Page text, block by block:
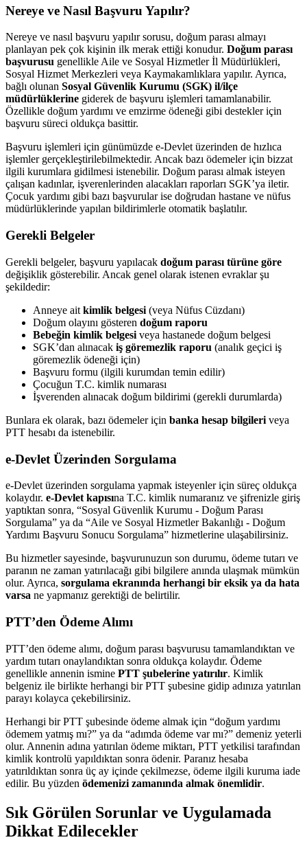
Nereye ve Nasıl Başvuru Yapılır?
Nereye ve nasıl başvuru yapılır sorusu, doğum parası almayı
planlayan pek çok kişinin ilk merak ettiği konudur. Doğum parası
başvurusu genellikle Aile ve Sosyal Hizmetler İl Müdürlükleri,
Sosyal Hizmet Merkezleri veya Kaymakamlıklara yapılır. Ayrıca,
bağlı olunan Sosyal Güvenlik Kurumu (SGK) il/ilçe
müdürlüklerine giderek de başvuru işlemleri tamamlanabilir.
Özellikle doğum yardımı ve emzirme ödeneği gibi destekler için
başvuru süreci oldukça basittir.
Başvuru işlemleri için günümüzde e-Devlet üzerinden de hızlıca
işlemler gerçekleştirilebilmektedir. Ancak bazı ödemeler için bizzat
ilgili kurumlara gidilmesi istenebilir. Doğum parası almak isteyen
çalışan kadınlar, işverenlerinden alacakları raporları SGK’ya iletir.
Çocuk yardımı gibi bazı başvurular ise doğrudan hastane ve nüfus
müdürlüklerinde yapılan bildirimlerle otomatik başlatılır.
Gerekli Belgeler
Gerekli belgeler, başvuru yapılacak doğum parası türüne göre
değişiklik gösterebilir. Ancak genel olarak istenen evraklar şu
şekildedir:
Anneye ait kimlik belgesi (veya Nüfus Cüzdanı)
Doğum olayını gösteren doğum raporu
Bebeğin kimlik belgesi veya hastanede doğum belgesi
SGK’dan alınacak iş göremezlik raporu (analık geçici iş
göremezlik ödeneği için)
Başvuru formu (ilgili kurumdan temin edilir)
Çocuğun T.C. kimlik numarası
İşverenden alınacak doğum bildirimi (gerekli durumlarda)
Bunlara ek olarak, bazı ödemeler için banka hesap bilgileri veya
PTT hesabı da istenebilir.
e-Devlet Üzerinden Sorgulama
e-Devlet üzerinden sorgulama yapmak isteyenler için süreç oldukça
kolaydır. e-Devlet kapısına T.C. kimlik numaranız ve şifrenizle giriş
yaptıktan sonra, “Sosyal Güvenlik Kurumu - Doğum Parası
Sorgulama” ya da “Aile ve Sosyal Hizmetler Bakanlığı - Doğum
Yardımı Başvuru Sonucu Sorgulama” hizmetlerine ulaşabilirsiniz.
Bu hizmetler sayesinde, başvurunuzun son durumu, ödeme tutarı ve
paranın ne zaman yatırılacağı gibi bilgilere anında ulaşmak mümkün
olur. Ayrıca, sorgulama ekranında herhangi bir eksik ya da hata
varsa ne yapmanız gerektiği de belirtilir.
PTT’den Ödeme Alımı
PTT’den ödeme alımı, doğum parası başvurusu tamamlandıktan ve
yardım tutarı onaylandıktan sonra oldukça kolaydır. Ödeme
genellikle annenin ismine PTT şubelerine yatırılır. Kimlik
belgeniz ile birlikte herhangi bir PTT şubesine gidip adınıza yatırılan
parayı kolayca çekebilirsiniz.
Herhangi bir PTT şubesinde ödeme almak için “doğum yardımı
ödemem yatmış mı?” ya da “adımda ödeme var mı?” demeniz yeterli
olur. Annenin adına yatırılan ödeme miktarı, PTT yetkilisi tarafından
kimlik kontrolü yapıldıktan sonra ödenir. Paranız hesaba
yatırıldıktan sonra üç ay içinde çekilmezse, ödeme ilgili kuruma iade
edilir. Bu yüzden ödemenizi zamanında almak önemlidir.
Sık Görülen Sorunlar ve Uygulamada
Dikkat Edilecekler